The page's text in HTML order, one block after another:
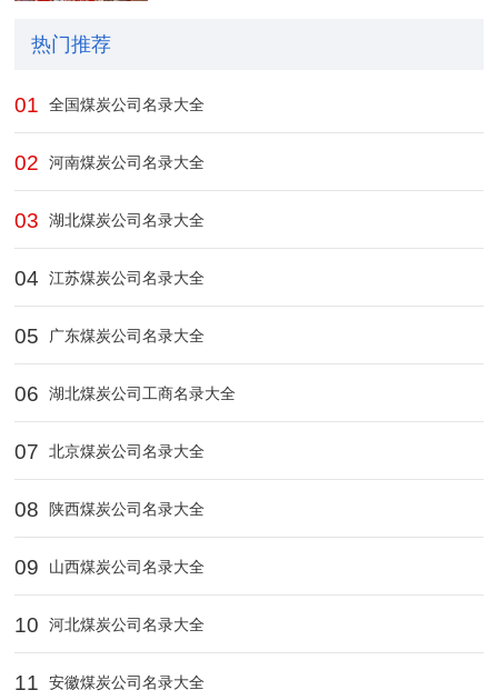
热门推荐
01 全国煤炭公司名录大全
02 河南煤炭公司名录大全
03 湖北煤炭公司名录大全
04 江苏煤炭公司名录大全
05 广东煤炭公司名录大全
06 湖北煤炭公司工商名录大全
07 北京煤炭公司名录大全
08 陕西煤炭公司名录大全
09 山西煤炭公司名录大全
10 河北煤炭公司名录大全
11 安徽煤炭公司名录大全